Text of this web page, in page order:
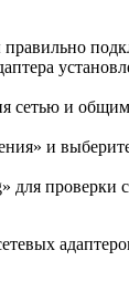
правильно
и общим
и
для проверки